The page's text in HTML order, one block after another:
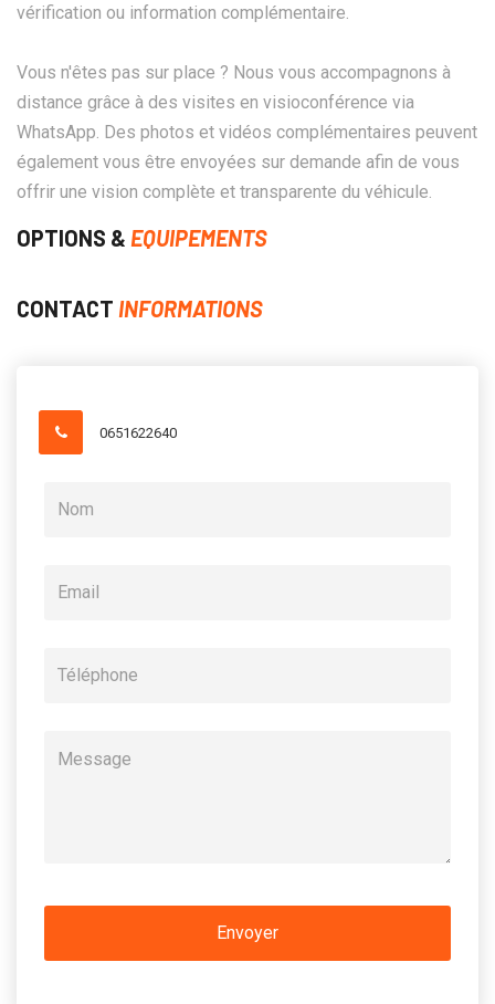
vérification ou information complémentaire.
Vous n'êtes pas sur place ? Nous vous accompagnons à
distance grâce à des visites en visioconférence via
WhatsApp. Des photos et vidéos complémentaires peuvent
également vous être envoyées sur demande afin de vous
offrir une vision complète et transparente du véhicule.
OPTIONS & EQUIPEMENTS
CONTACT INFORMATIONS
0651622640